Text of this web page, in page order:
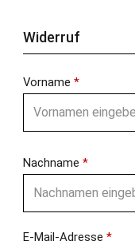
Widerruf
Vorname *
Nachname *
E-Mail-Adresse *